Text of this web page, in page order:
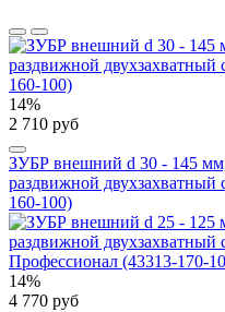
14%
2 710 руб
ЗУБР внешний d 30 - 145
раздвижной
160-100)
14%
4 770 руб